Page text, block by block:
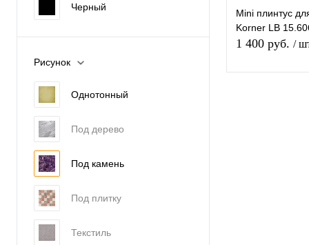
Черный
Рисунок
Однотонный
Под дерево
Под камень
Под плитку
Текстиль
Mini плинтус
Korner LB
1 400 руб. /